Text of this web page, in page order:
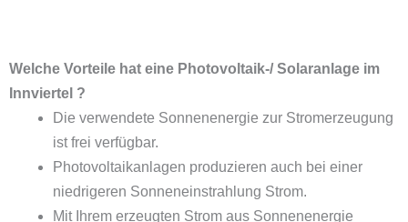
Welche Vorteile hat eine Photovoltaik-/ Solaranlage im
Innviertel ?
Die verwendete Sonnenenergie zur Stromerzeugung
ist frei verfügbar.
Photovoltaikanlagen produzieren auch bei einer
niedrigeren Sonneneinstrahlung Strom.
Mit Ihrem erzeugten Strom aus Sonnenenergie